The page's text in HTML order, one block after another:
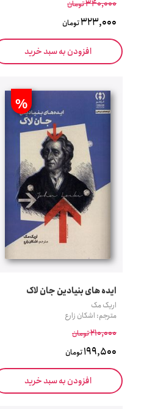
340,000تومان
323,000تومان
افزودن به سبد خرید
%
ایده های بنیادین جان لاک
اریک مک
مترجم: اشکان زارع
210,000تومان
199,500تومان
افزودن به سبد خرید